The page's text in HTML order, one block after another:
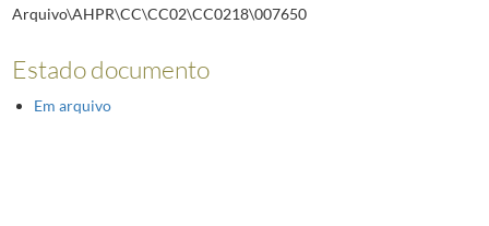
Arquivo\AHPR\CC\CC02\CC0218\007650
Estado documento
Em arquivo